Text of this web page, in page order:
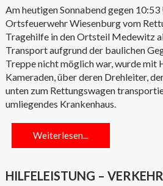
Am heutigen Sonnabend gegen
Ortsfeuerwehr Wiesenburg vom
Tragehilfe in den Ortsteil Medewitz
Transport aufgrund der baulichen
Treppe nicht möglich war, wurde mit
Kameraden, über deren Drehleiter,
unten zum Rettungswagen
umliegendes Krankenhaus.
Weiterlesen...
HILFELEISTUNG –